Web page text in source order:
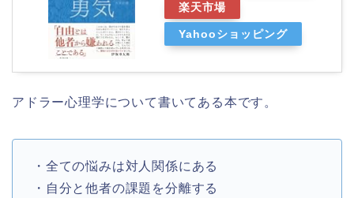
楽天市場
Yahooショッピング
アドラー心理学について書いてある本です。
・全ての悩みは対人関係にある
・自分と他者の課題を分離する